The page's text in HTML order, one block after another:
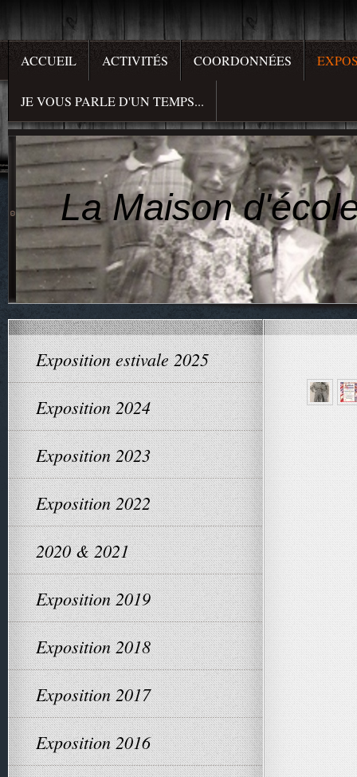
ACCUEIL ACTIVITÉS COORDONNÉES
JE VOUS PARLE D'UN TEMPS...
La Maison
Exposition estivale 2025
Exposition 2024
Exposition 2023
Exposition 2022
2020 & 2021
Exposition 2019
Exposition 2018
Exposition 2017
Exposition 2016